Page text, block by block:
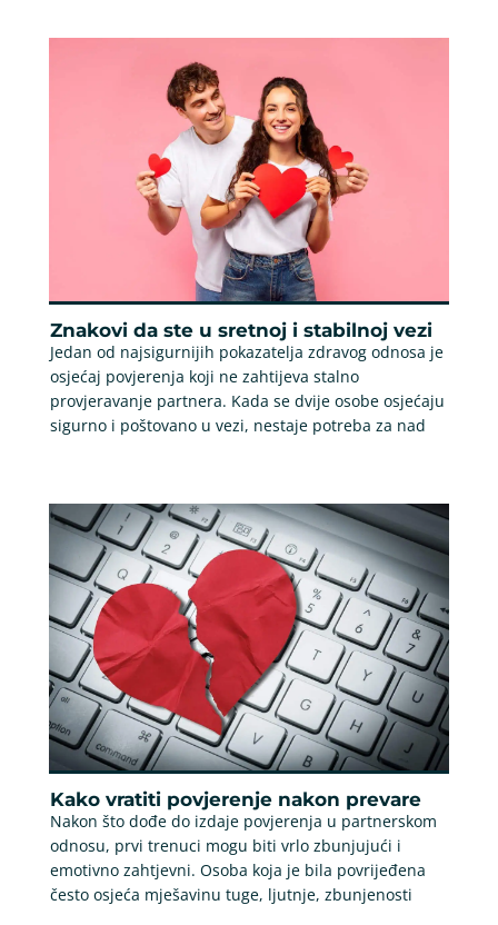
Znakovi da ste u sretnoj i stabilnoj vezi
Jedan od najsigurnijih pokazatelja zdravog odnosa je
osjećaj povjerenja koji ne zahtijeva stalno
provjeravanje partnera. Kada se dvije osobe osjećaju
sigurno i poštovano u vezi, nestaje potreba za nad
Kako vratiti povjerenje nakon prevare
Nakon što dođe do izdaje povjerenja u partnerskom
odnosu, prvi trenuci mogu biti vrlo zbunjujući i
emotivno zahtjevni. Osoba koja je bila povrijeđena
često osjeća mješavinu tuge, ljutnje, zbunjenosti